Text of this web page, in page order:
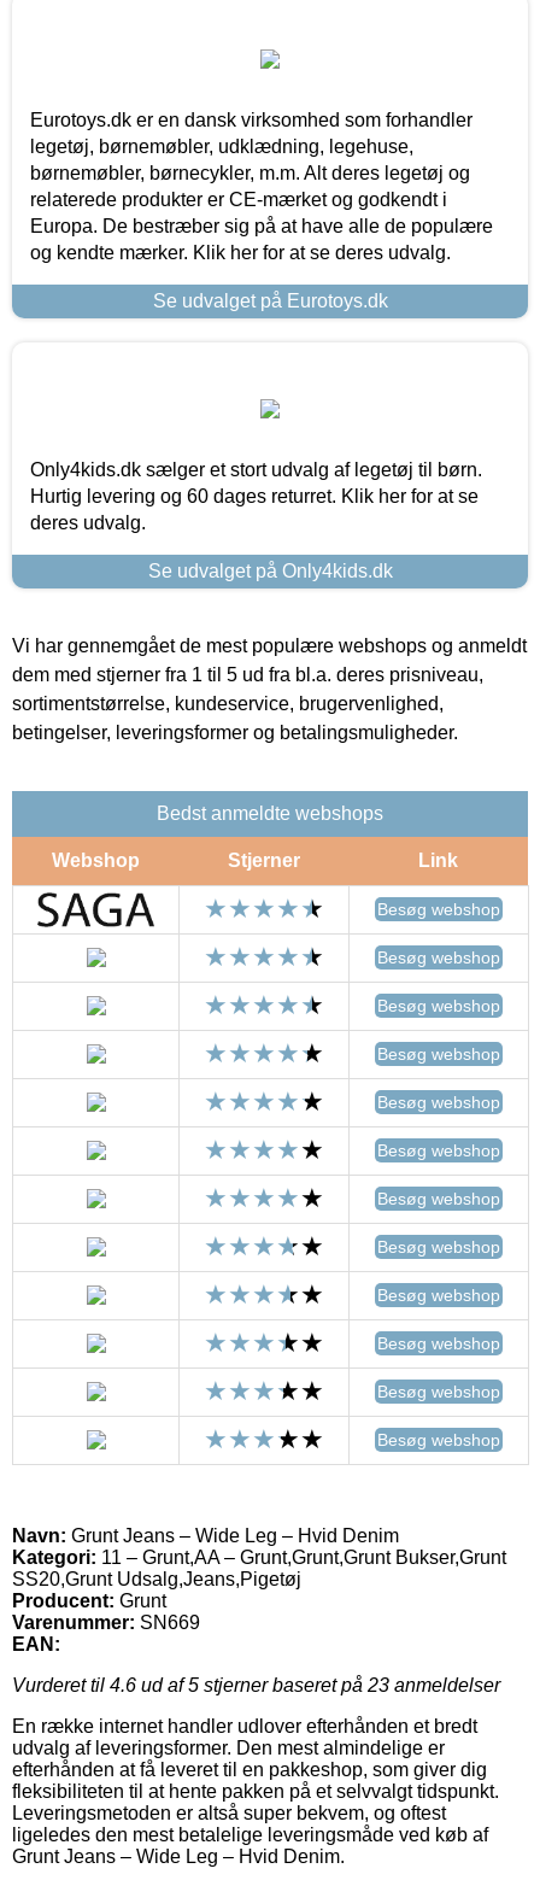
Eurotoys.dk er en dansk virksomhed som forhandler
legetøj, børnemøbler, udklædning, legehuse,
børnemøbler, børnecykler, m.m. Alt deres legetøj og
relaterede produkter er CE-mærket og godkendt i
Europa. De bestræber sig på at have alle de populære
og kendte mærker. Klik her for at se deres udvalg.
Se udvalget på Eurotoys.dk
Only4kids.dk sælger et stort udvalg af legetøj til børn.
Hurtig levering og 60 dages returret. Klik her for at se
deres udvalg.
Se udvalget på Only4kids.dk
Vi har gennemgået de mest populære webshops og anmeldt
dem med stjerner fra 1 til 5 ud fra bl.a. deres prisniveau,
sortimentstørrelse, kundeservice, brugervenlighed,
betingelser, leveringsformer og betalingsmuligheder.
Bedst anmeldte webshops
Webshop Stjerner Link
Besøg webshop
Besøg webshop
Besøg webshop
Besøg webshop
Besøg webshop
Besøg webshop
Besøg webshop
Besøg webshop
Besøg webshop
Besøg webshop
Besøg webshop
Besøg webshop
Navn: Grunt Jeans – Wide Leg – Hvid Denim
Kategori: 11 – Grunt,AA – Grunt,Grunt,Grunt Bukser,Grunt
SS20,Grunt Udsalg,Jeans,Pigetøj
Producent: Grunt
Varenummer: SN669
EAN:
Vurderet til 4.6 ud af 5 stjerner baseret på 23 anmeldelser
En række internet handler udlover efterhånden et bredt
udvalg af leveringsformer. Den mest almindelige er
efterhånden at få leveret til en pakkeshop, som giver dig
fleksibiliteten til at hente pakken på et selvvalgt tidspunkt.
Leveringsmetoden er altså super bekvem, og oftest
ligeledes den mest betalelige leveringsmåde ved køb af
Grunt Jeans – Wide Leg – Hvid Denim.